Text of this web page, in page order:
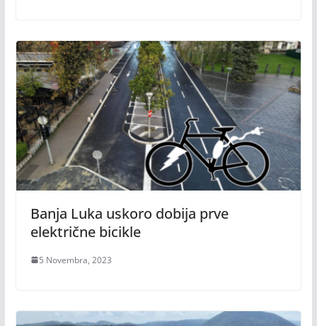
Banja Luka uskoro dobija prve
električne bicikle
5 Novembra, 2023